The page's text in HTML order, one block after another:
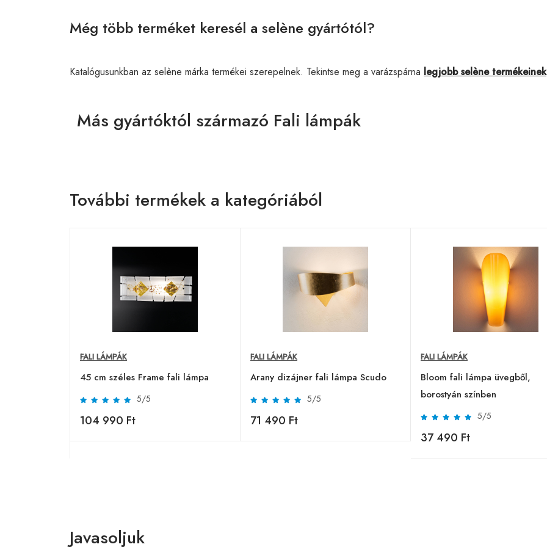
Még több terméket keresél a selène gyártótól?
Katalógusunkban az selène márka termékei szerepelnek. Tekintse meg a varázspárna legjobb selène termékeinek
Más gyártóktól származó Fali lámpák
További termékek a kategóriából
FALI LÁMPÁK
45 cm széles Frame fali lámpa
5/5
104 990 Ft
FALI LÁMPÁK
Arany dizájner fali lámpa Scudo
5/5
71 490 Ft
FALI LÁMPÁK
Bloom fali lámpa üvegből,
borostyán színben
5/5
37 490 Ft
Javasoljuk